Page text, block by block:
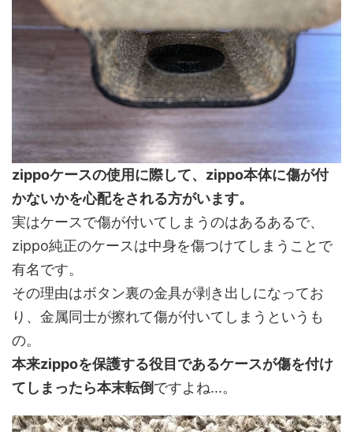
zippoケースの使用に際して、zippo本体に傷が付
かないかを心配をされる方がいます。
実はケースで傷が付いてしまうのはあるあるで、
zippo純正のケースは中身を傷つけてしまうことで
有名です。
その理由はボタン裏の金具が剥き出しになってお
り、金属同士が擦れて傷が付いてしまうというも
の。
本来zippoを保護する役目であるケースが傷を付け
てしまったら本末転倒ですよね...。